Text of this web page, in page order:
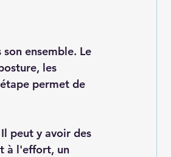
ensemble. Le
les
permet de
peut y avoir des
à l'effort, un